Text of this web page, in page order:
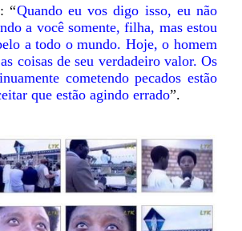
“Quando eu vos digo isso, eu não
a você somente, filha, mas estou
a todo o mundo. Hoje, o homem
coisas de seu verdadeiro valor. Os
cometendo pecados estão
que estão agindo errado”.